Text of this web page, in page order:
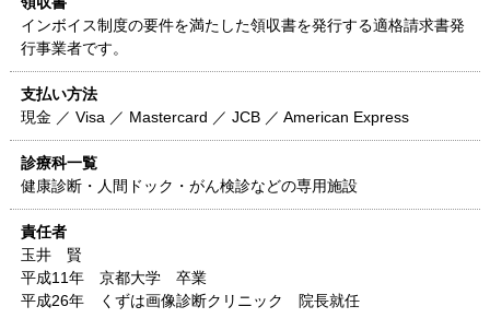
インボイス制度の要件を満たした領収書を発行する適格請求書発
行事業者です。
支払い方法
現金 ／ Visa ／ Mastercard ／ JCB ／ American Express
診療科一覧
健康診断・人間ドック・がん検診などの専用施設
責任者
玉井 賢
平成11年 京都大学 卒業
平成26年 くずは画像診断クリニック 院長就任